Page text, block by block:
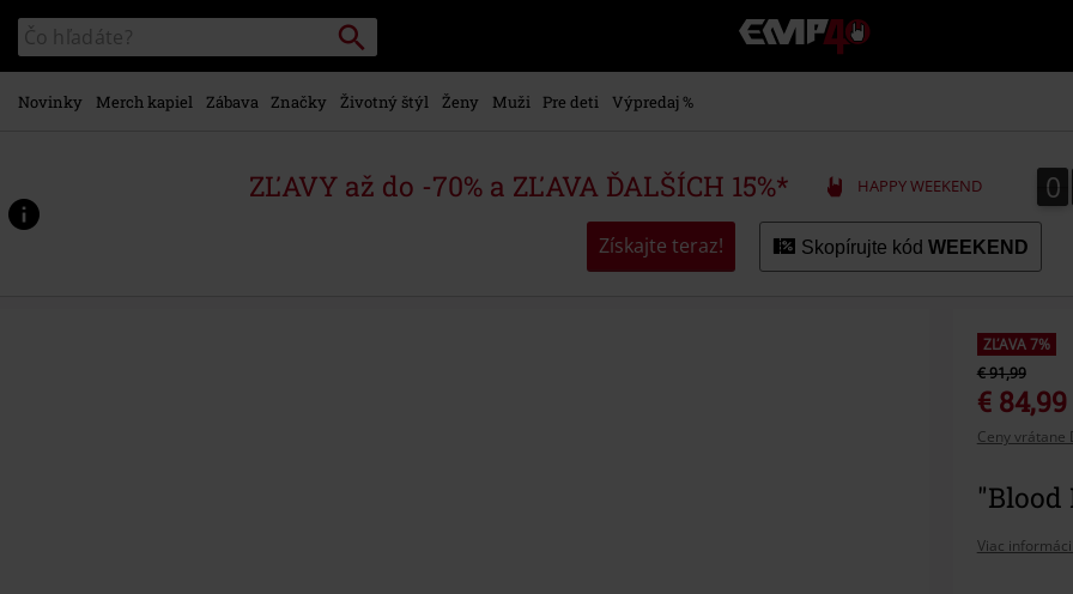
na
hlavný
obsah
Katalóg
vyhľadávania
Vyhľadávanie
EMP
-
Hudba,
Merch
hráčov,
Alternatívna
Novinky Merch kapiel Zábava Značky Životný štýl Ženy Muži Pre deti Výpredaj %
ZĽAVY až do -70% a ZĽAVA ĎALŠÍCH 15%* HAPPY WEEKEND 0
0
Získajte teraz! Skopírujte kód WEEKEND
ZĽAVA 7%
€ 91,99
€ 84,99
Ceny vrátane
"Blood
Viac